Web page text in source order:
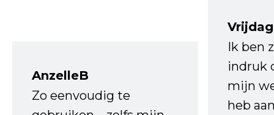
AnzelleB
Zo eenvoudig te
Ik ben
indruk
mijn
heb